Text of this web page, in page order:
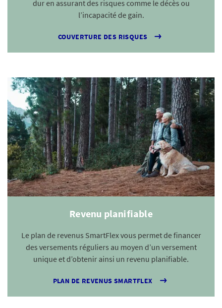
soi. Il faut simplement le maintenir dans des limites
acceptables pour vous, financièrement comme
émotionnellement.
concerne l’horizon de placement?
L’horizon de placement détermine dans une large
mesure les produits qui vous conviennent. En effet, vous
ne ferez pas les mêmes choix selon que vous souhaitez
accéder à votre argent dans deux, cinq ou vingt ans.
Le principe de base est le suivant:
Court terme (moins de trois ans):le capital doit être
disponible de façon sûre; par exemple compte
équilibrée avec risque limité
Long terme (à partir de sept ans):fluctuations plus
importantes possibles; par exemple actions ou ETF
axés sur la croissance
Un horizon clairement défini vous aide à mieux anticiper
dur en assurant des risques comme le décès ou
l’incapacité de gain.
COUVERTURE DES RISQUES
Revenu planifiable
Le plan de revenus SmartFlex vous permet de financer
des versements réguliers au moyen d’un versement
unique et d’obtenir ainsi un revenu planifiable.
PLAN DE REVENUS SMARTFLEX